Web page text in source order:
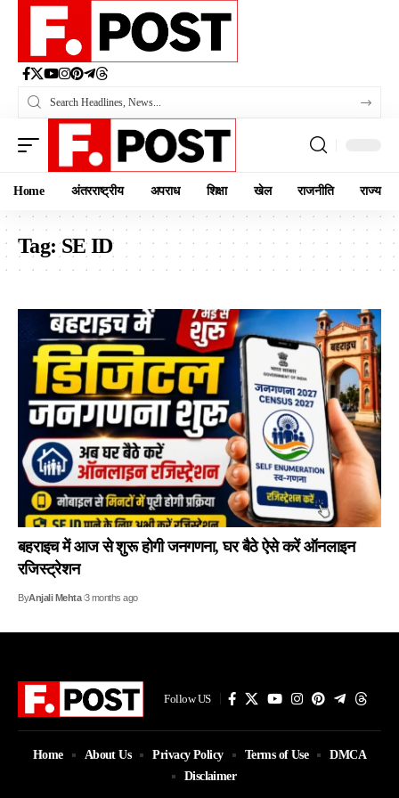
Home अंतरराष्ट्रीय अपराध शिक्षा खेल राजनीति राज्य
Tag:SE ID
बहराइच में आज से शुरू होगी जनगणना, घर बैठे ऐसे करें ऑनलाइन
रजिस्ट्रेशन
ByAnjali Mehta 3 months ago
Follow US
Home About Us Privacy Policy Terms of Use
DMCA
Disclaimer